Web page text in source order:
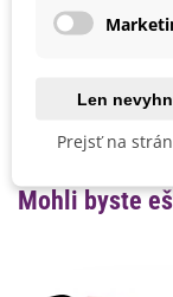
Zálievka by mala
Výrobca
Mohli byste
Len
Prejsť na